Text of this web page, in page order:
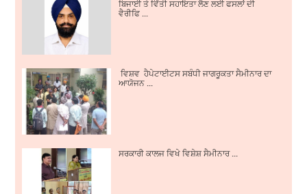
ਬਿਜਾਈ ਤੇ ਵਿੱਤੀ ਸਹਾਇਤਾ ਲੈਣ ਲਈ ਫਸਲਾਂ ਦੀ
ਵੈਰੀਫਿ ...
ਵਿਸ਼ਵ ਹੈਪੇਟਾਈਟਸ ਸਬੰਧੀ ਜਾਗਰੂਕਤਾ ਸੈਮੀਨਾਰ ਦਾ
ਆਯੋਜਨ ...
ਸਰਕਾਰੀ ਕਾਲਜ ਵਿਖੇ ਵਿਸ਼ੇਸ਼ ਸੈਮੀਨਾਰ ...